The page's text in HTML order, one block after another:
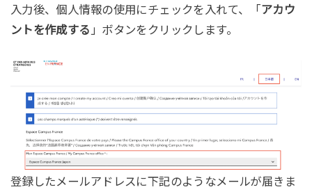
入力後、個人情報の使用にチェックを入れて、「アカウ
ントを作成する 」ボタンをクリックします。
登録したメールアドレスに下記のようなメールが届きま